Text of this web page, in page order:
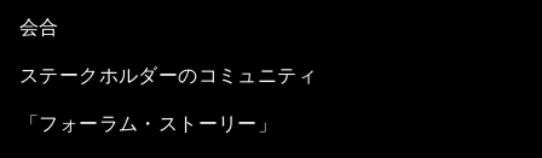
会合
ステークホルダーのコミュニティ
「フォーラム・ストーリー」